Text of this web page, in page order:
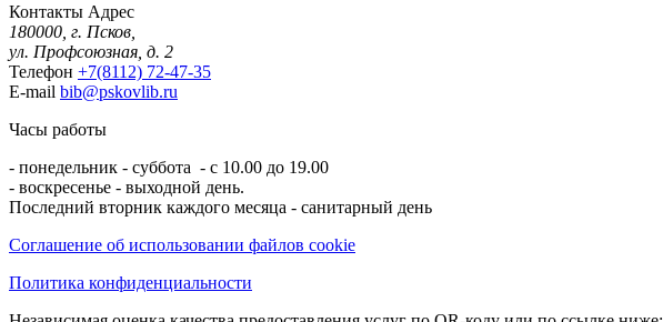
Контакты Адрес
180000, г. Псков,
ул. Профсоюзная, д. 2
Телефон +7(8112) 72-47-35
E-mail bib@pskovlib.ru
Часы работы
- понедельник - суббота - с 10.00 до 19.00
- воскресенье - выходной день.
Последний вторник каждого месяца - санитарный день
Соглашение об использовании файлов cookie
Политика конфиденциальности